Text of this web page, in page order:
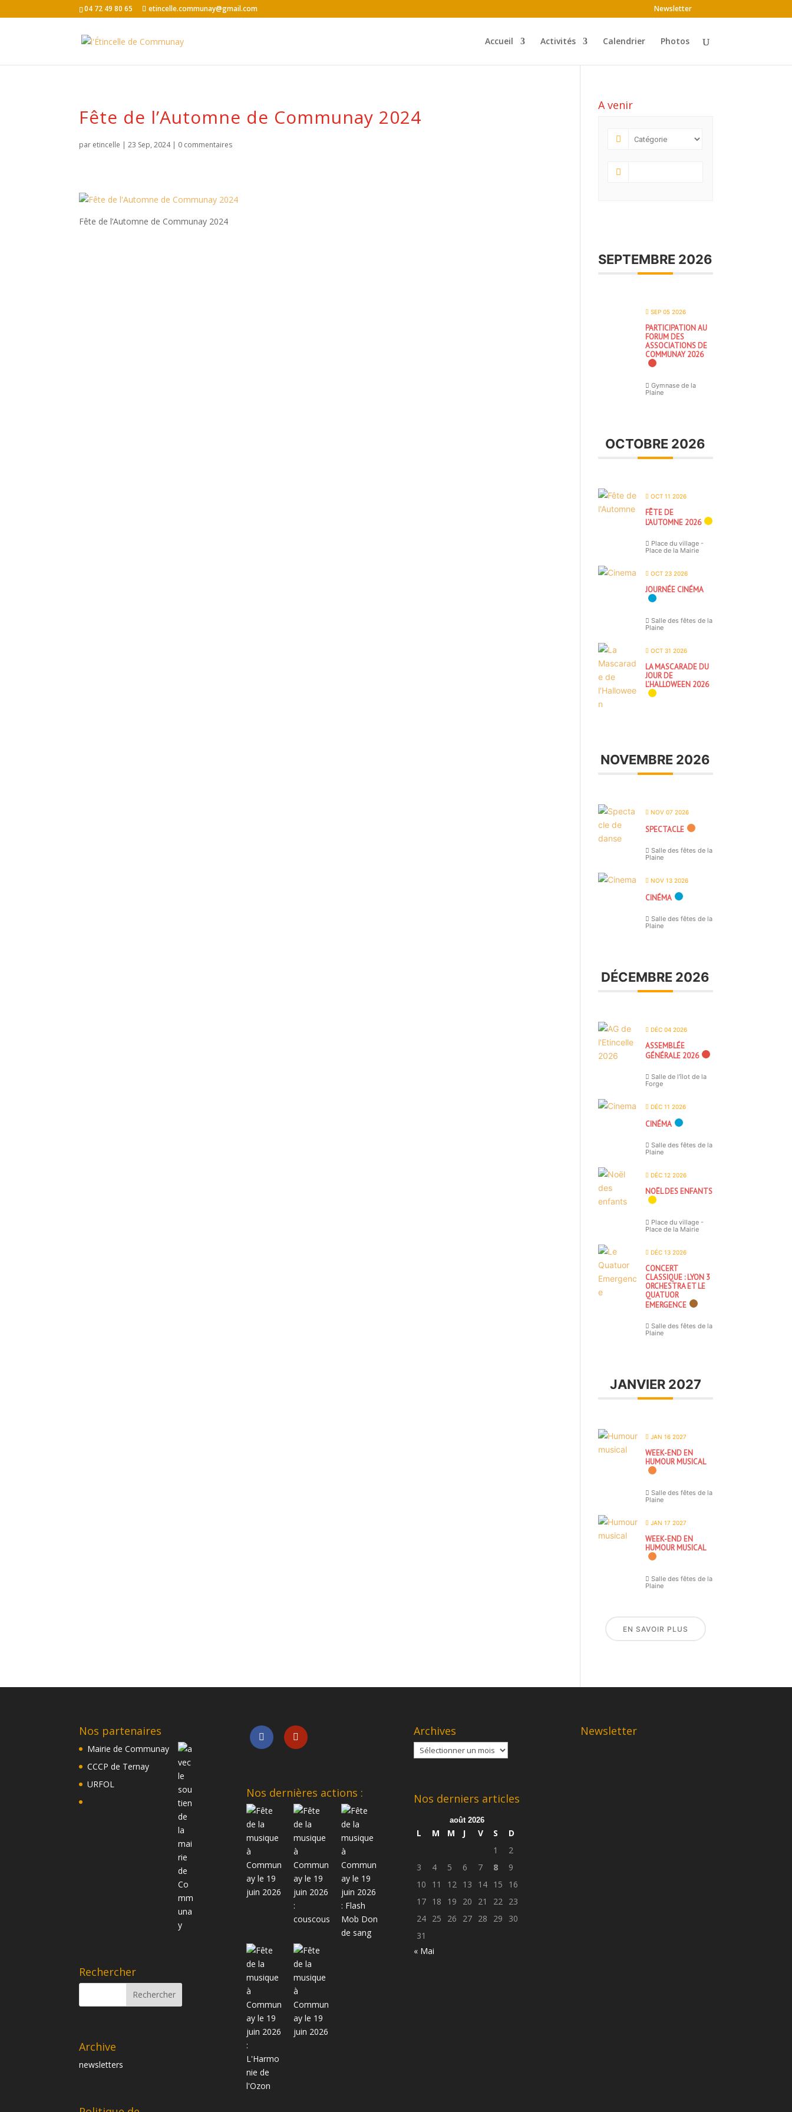
04 72 49 80 65 etincelle.communay@gmail.com Newsletter
Accueil Activités Calendrier Photos
Fête de l’Automne de Communay 2024
par etincelle |23 Sep, 2024| 0 commentaires
Fête de l’Automne de Communay 2024
A venir
SEPTEMBRE 2026
SEP 05 2026
PARTICIPATION AU
FORUM DES
ASSOCIATIONS DE
COMMUNAY 2026
Gymnase de la
Plaine
OCTOBRE 2026
OCT 11 2026
FÊTE DE
L’AUTOMNE 2026
Place du village -
Place de la Mairie
OCT 23 2026
JOURNÉE CINÉMA
Salle des fêtes de la
Plaine
OCT 31 2026
LA MASCARADE DU
JOUR DE
L’HALLOWEEN 2026
NOVEMBRE 2026
NOV 07 2026
SPECTACLE
Salle des fêtes de la
Plaine
NOV 13 2026
CINÉMA
Salle des fêtes de la
Plaine
DÉCEMBRE 2026
DÉC 04 2026
ASSEMBLÉE
GÉNÉRALE 2026
Salle de l'îlot de la
Forge
DÉC 11 2026
CINÉMA
Salle des fêtes de la
Plaine
DÉC 12 2026
NOËL DES ENFANTS
Place du village -
Place de la Mairie
DÉC 13 2026
CONCERT
CLASSIQUE : LYON 3
ORCHESTRA ET LE
QUATUOR
EMERGENCE
Salle des fêtes de la
Plaine
JANVIER 2027
JAN 16 2027
WEEK-END EN
HUMOUR MUSICAL
Salle des fêtes de la
Plaine
JAN 17 2027
WEEK-END EN
HUMOUR MUSICAL
Salle des fêtes de la
Plaine
EN SAVOIR PLUS
Nos partenaires
Mairie de Communay
CCCP de Ternay
URFOL
Rechercher
Archive
newsletters
Nos dernières actions :
Archives
Archives
Nos derniers articles
août 2026
L M M J V S
D
1
2
3
4 5 6 7 8
9
10
11 12 13 14 15
16
17
18 19 20 21 22
23
24
25 26 27 28 29
30
31
« Mai
Newsletter